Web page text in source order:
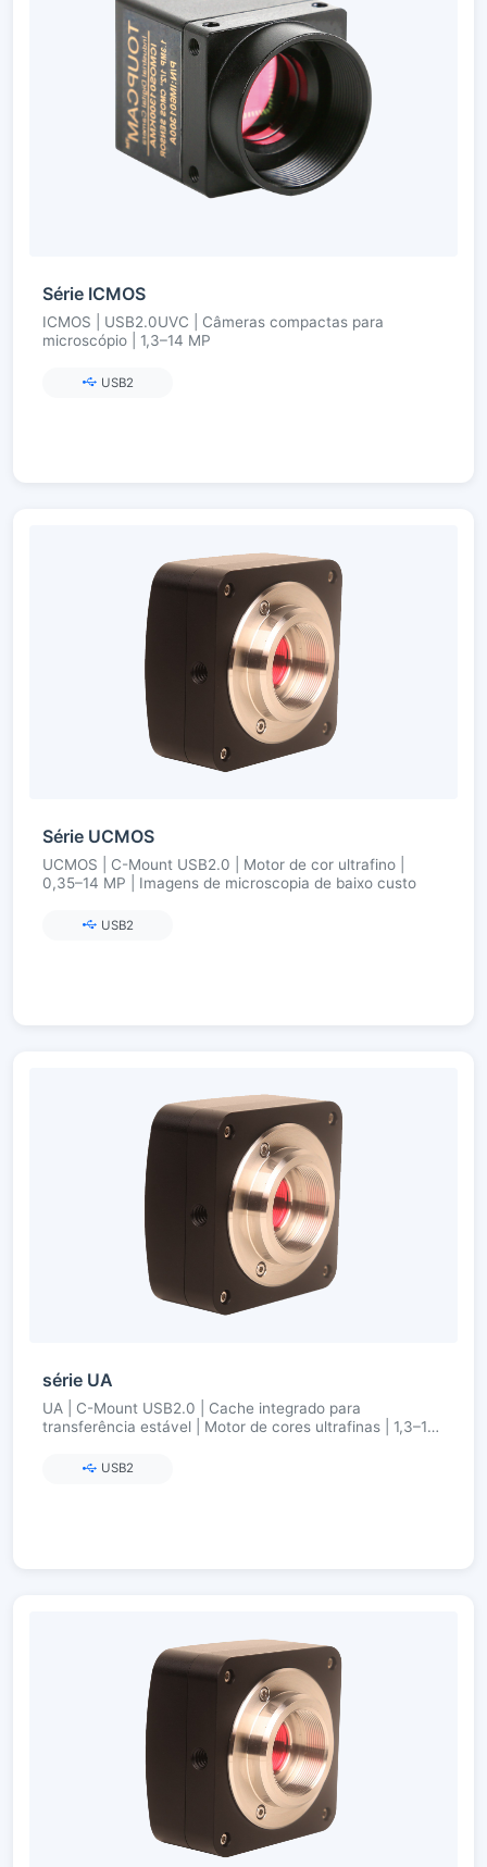
Série ICMOS
ICMOS | USB2.0UVC | Câmeras compactas para
microscópio | 1,3–14 MP
USB2
Série UCMOS
UCMOS | C-Mount USB2.0 | Motor de cor ultrafino |
0,35–14 MP | Imagens de microscopia de baixo custo
USB2
série UA
UA | C-Mount USB2.0 | Cache integrado para
transferência estável | Motor de cores ultrafinas | 1,3–16
USB2